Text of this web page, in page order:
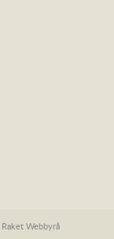
Raket Webbyrå